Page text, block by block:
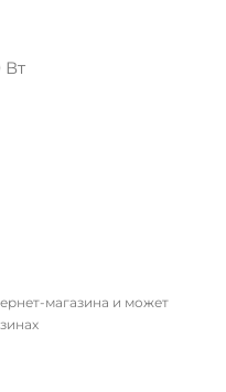
Вт
магазина и может